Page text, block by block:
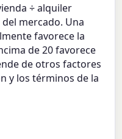
÷ alquiler
mercado. Una
favorece la
de 20 favorece
de otros factores
y los términos de la